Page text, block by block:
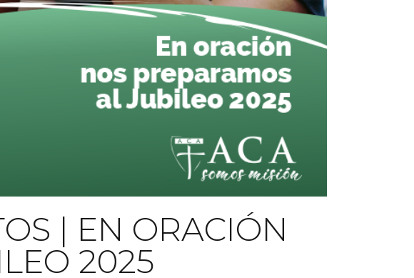
| EN ORACIÓN
2025